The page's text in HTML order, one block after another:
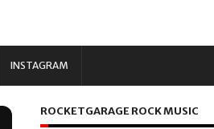
INSTAGRAM
ROCKETGARAGE ROCK MUSIC